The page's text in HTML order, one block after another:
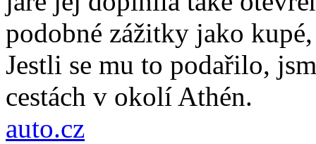
podobné zážitky jako
Jestli se mu to podařilo,
cestách v okolí Athén.
auto.cz